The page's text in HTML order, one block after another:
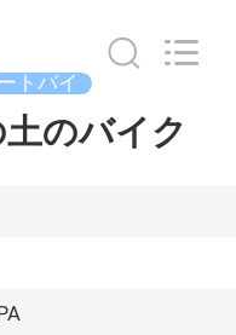
トバイ
のバイク